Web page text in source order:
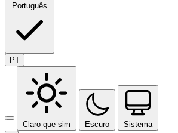
Português
PT
Claro que sim Escuro Sistema